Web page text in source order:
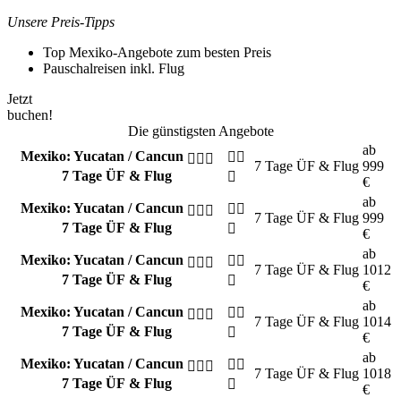
Unsere Preis-Tipps
Top Mexiko-Angebote zum besten Preis
Pauschalreisen inkl. Flug
Jetzt
buchen!
Die günstigsten Angebote
Mexiko: Yucatan / Cancun
7 Tage ÜF & Flug
7 Tage ÜF & Flug
ab
999
€
Mexiko: Yucatan / Cancun
7 Tage ÜF & Flug
7 Tage ÜF & Flug
ab
999
€
Mexiko: Yucatan / Cancun
7 Tage ÜF & Flug
7 Tage ÜF & Flug
ab
1012
€
Mexiko: Yucatan / Cancun
7 Tage ÜF & Flug
7 Tage ÜF & Flug
ab
1014
€
Mexiko: Yucatan / Cancun
7 Tage ÜF & Flug
7 Tage ÜF & Flug
ab
1018
€